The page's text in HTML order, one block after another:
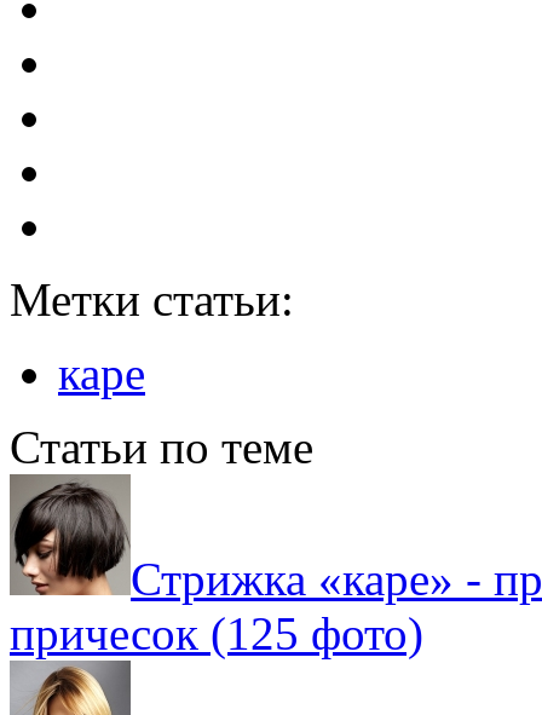
Метки статьи:
каре
Статьи по теме
Стрижка «каре» -
причесок (125 фото)